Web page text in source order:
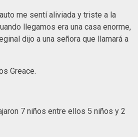
me sentí aliviada y triste a la
llegamos era una casa enorme,
dijo a una señora que llamará a
Greace.
7 niños entre ellos 5 niños y 2